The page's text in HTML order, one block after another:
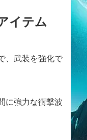
イテム
、武装を強化で
に強力な衝撃波